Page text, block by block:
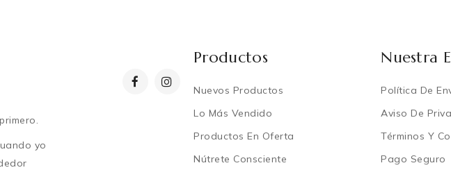
yo
Productos
Nuevos Productos
Lo Más Vendido
Productos En Oferta
Nútrete Consciente
Nuestra
Política De
Aviso De
Términos Y
Pago Seguro